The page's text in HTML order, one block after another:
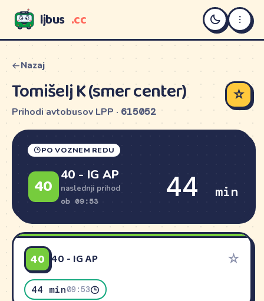
LJBUS ljbus .cc
Nazaj
Tomišelj K (smer center)
Prihodi avtobusov LPP · 615052
☆
PO VOZNEM REDU
40 40 - IG AP
naslednji prihod
ob 09:53 44 min
40 40 - IG AP ☆
44 min09:53